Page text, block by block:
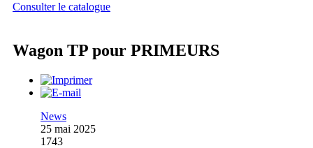
Consulter le catalogue
Wagon TP pour PRIMEURS
News
25 mai 2025
1743